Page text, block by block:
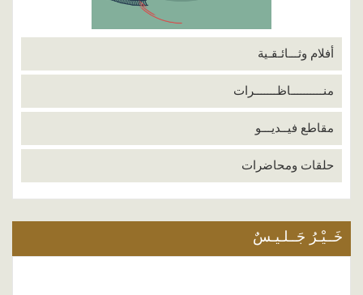
أفلام وثـــائـقـية
منــــــــــاظـــــــرات
مقاطع فيــديـــو
حلقات ومحاضرات
خَــيْـرُ جَــلـيـسٌ